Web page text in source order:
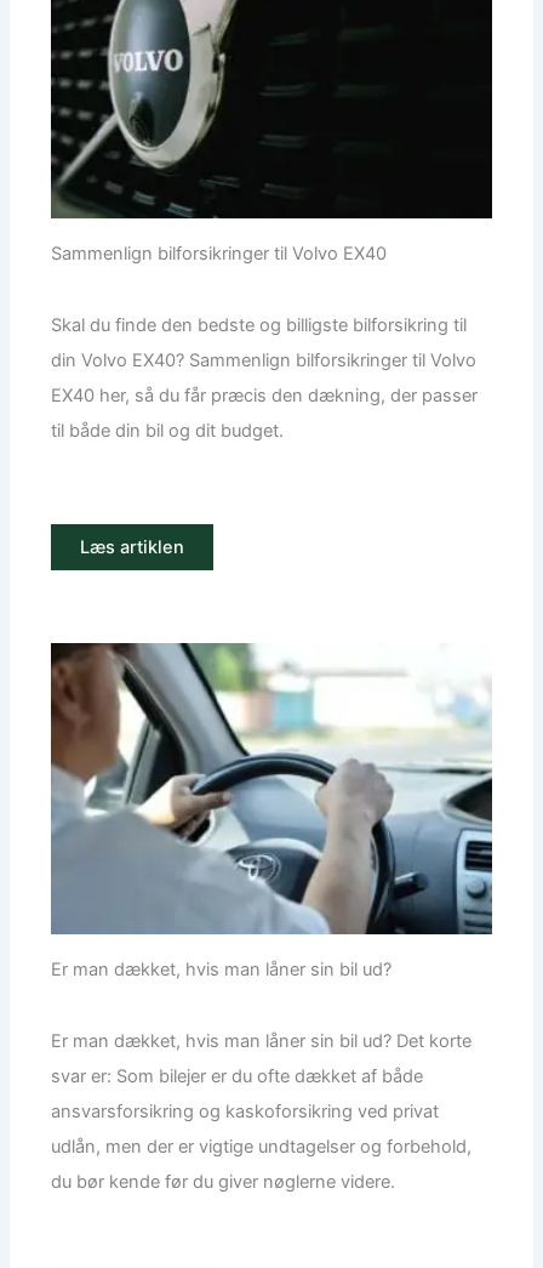
Sammenlign bilforsikringer til Volvo EX40
Skal du finde den bedste og billigste bilforsikring til
din Volvo EX40? Sammenlign bilforsikringer til Volvo
EX40 her, så du får præcis den dækning, der passer
til både din bil og dit budget.
Læs artiklen
Er man dækket, hvis man låner sin bil ud?
Er man dækket, hvis man låner sin bil ud? Det korte
svar er: Som bilejer er du ofte dækket af både
ansvarsforsikring og kaskoforsikring ved privat
udlån, men der er vigtige undtagelser og forbehold,
du bør kende før du giver nøglerne videre.